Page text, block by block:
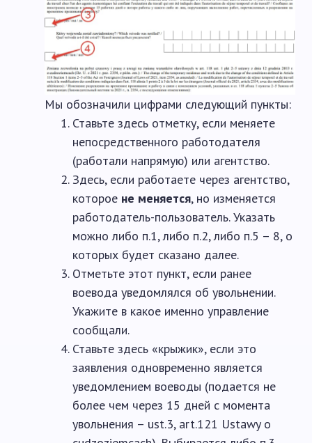
Мы обозначили цифрами следующий пункты:
Ставьте здесь отметку, если меняете
непосредственного работодателя
(работали напрямую) или агентство.
Здесь, если работаете через агентство,
которое не меняется, но изменяется
работодатель-пользователь. Указать
можно либо п.1, либо п.2, либо п.5 – 8, о
которых будет сказано далее.
Отметьте этот пункт, если ранее
воевода уведомлялся об увольнении.
Укажите в какое именно управление
сообщали.
Ставьте здесь «крыжик», если это
заявления одновременно является
уведомлением воеводы (подается не
более чем через 15 дней с момента
увольнения – ust.3, art.121 Ustawy o